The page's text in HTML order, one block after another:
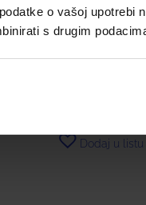
o vašoj upotrebi
s drugim
LERBOLARIO
15,47€
Dodaj u listu